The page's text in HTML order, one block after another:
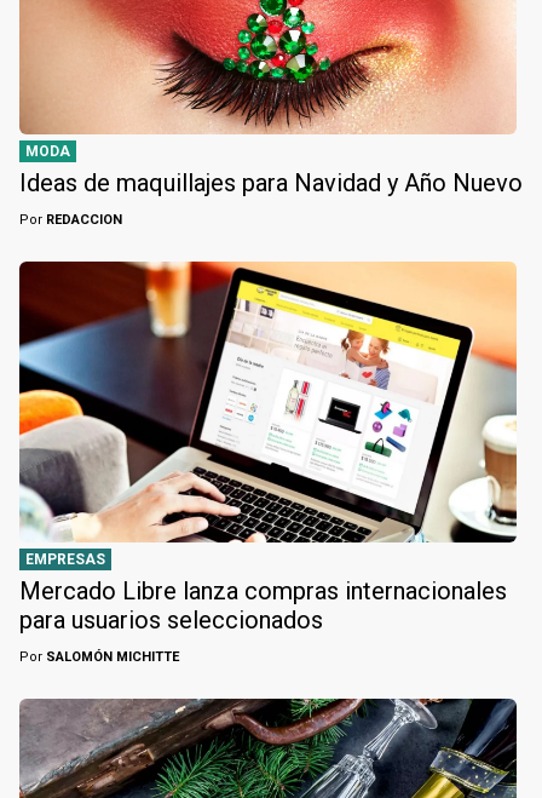
MODA
Ideas de maquillajes para Navidad y Año Nuevo
Por REDACCION
EMPRESAS
Mercado Libre lanza compras internacionales
para usuarios seleccionados
Por SALOMÓN MICHITTE